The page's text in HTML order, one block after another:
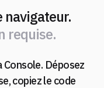
navigateur.
r
r
e
e
q
q
u
u
i
i
s
s
e
e
.
.
Déposez
copiez le code